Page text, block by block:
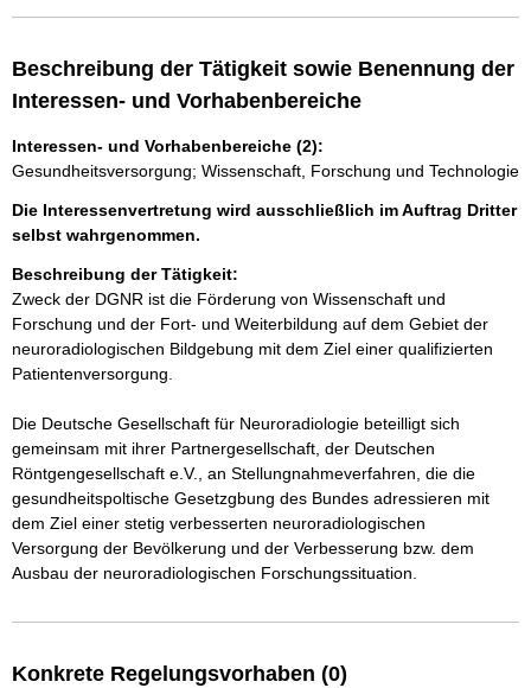
Beschreibung der Tätigkeit sowie Benennung der
Interessen- und Vorhabenbereiche
Interessen- und Vorhabenbereiche (2):
Gesundheitsversorgung; Wissenschaft, Forschung und Technologie
Die Interessenvertretung wird ausschließlich im Auftrag Dritter
selbst wahrgenommen.
Beschreibung der Tätigkeit:
Zweck der DGNR ist die Förderung von Wissenschaft und
Forschung und der Fort- und Weiterbildung auf dem Gebiet der
neuroradiologischen Bildgebung mit dem Ziel einer qualifizierten
Patientenversorgung.
Die Deutsche Gesellschaft für Neuroradiologie beteilligt sich
gemeinsam mit ihrer Partnergesellschaft, der Deutschen
Röntgengesellschaft e.V., an Stellungnahmeverfahren, die die
gesundheitspoltische Gesetzgbung des Bundes adressieren mit
dem Ziel einer stetig verbesserten neuroradiologischen
Versorgung der Bevölkerung und der Verbesserung bzw. dem
Ausbau der neuroradiologischen Forschungssituation.
Konkrete Regelungsvorhaben (0)